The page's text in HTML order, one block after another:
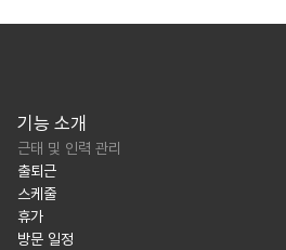
기능 소개
근태 및 인력 관리
출퇴근
스케줄
휴가
방문 일정